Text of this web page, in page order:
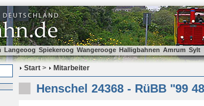
Langeoog Spiekeroog Wangerooge Halligbahnen Amrum Sylt
Start > Mitarbeiter
Henschel 24368 - RüBB "99